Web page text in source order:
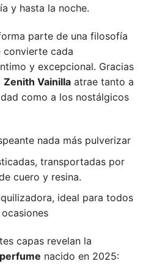
y hasta la noche.
parte de una filosofía
convierte cada
y excepcional. Gracias
Zenith Vainilla atrae tanto a
como a los nostálgicos
nada más pulverizar
transportadas por
cuero y resina.
ideal para todos
capas revelan la
nacido en 2025: